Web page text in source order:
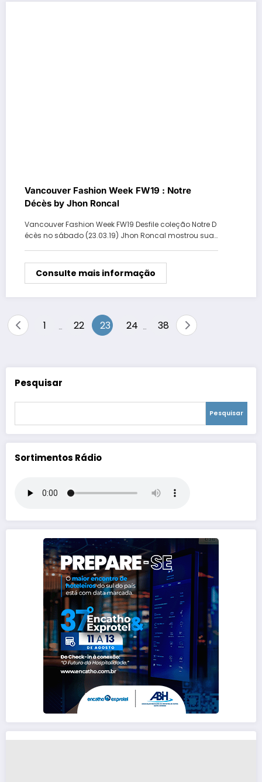
Vancouver Fashion Week FW19 : Notre
Décès by Jhon Roncal
Vancouver Fashion Week FW19 Desfile coleção Notre D
écès no sábado (23.03.19) Jhon Roncal mostrou sua…
Consulte mais informação
Paginação
1 22 23 24 38
Pesquisar
Pesquisar
Sortimentos Rádio